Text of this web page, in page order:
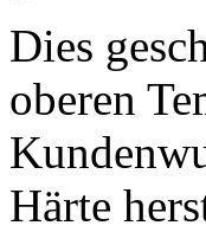
Dies
oberen
Härte